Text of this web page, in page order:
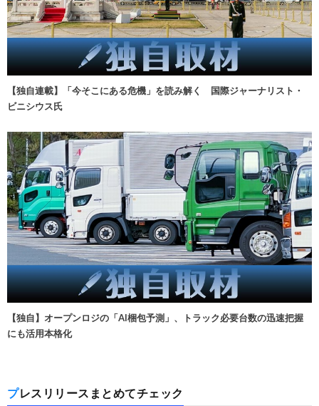
【独自連載】「今そこにある危機」を読み解く 国際ジャーナリスト・
ビニシウス氏
【独自】オープンロジの「AI梱包予測」、トラック必要台数の迅速把握
にも活用本格化
プレスリリースまとめてチェック